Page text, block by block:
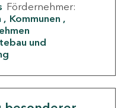
Fördernehmer:
Kommunen
und